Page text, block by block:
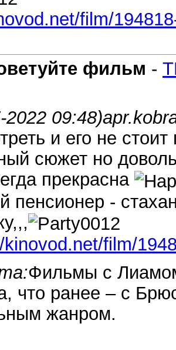
film/
фильм -
2022 09:48)
и его не
сюжет но
прекрасна
пенсионер -
kinovod.net/film/
Фильмы с
что ранее – с
жанром.